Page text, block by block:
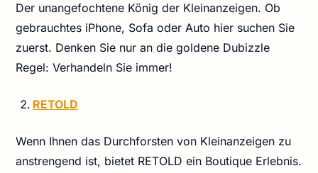
Der unangefochtene König der Kleinanzeigen. Ob
gebrauchtes iPhone, Sofa oder Auto hier suchen Sie
zuerst. Denken Sie nur an die goldene Dubizzle
Regel: Verhandeln Sie immer!
RETOLD
Wenn Ihnen das Durchforsten von Kleinanzeigen zu
anstrengend ist, bietet RETOLD ein Boutique Erlebnis.